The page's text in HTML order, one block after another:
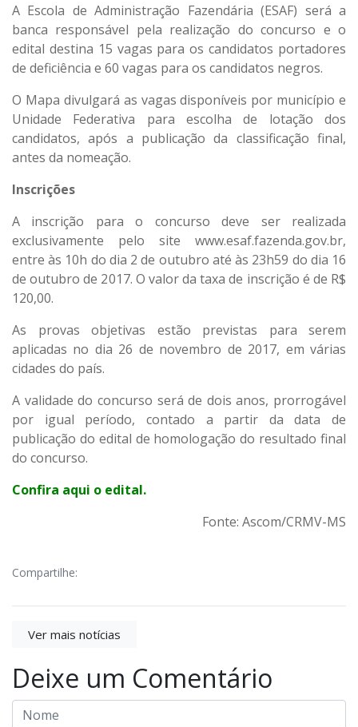
A Escola de Administração Fazendária (ESAF) será a
banca responsável pela realização do concurso e o
edital destina 15 vagas para os candidatos portadores
de deficiência e 60 vagas para os candidatos negros.
O Mapa divulgará as vagas disponíveis por município e
Unidade Federativa para escolha de lotação dos
candidatos, após a publicação da classificação final,
antes da nomeação.
Inscrições
A inscrição para o concurso deve ser realizada
exclusivamente pelo site www.esaf.fazenda.gov.br,
entre às 10h do dia 2 de outubro até às 23h59 do dia 16
de outubro de 2017. O valor da taxa de inscrição é de R$
120,00.
As provas objetivas estão previstas para serem
aplicadas no dia 26 de novembro de 2017, em várias
cidades do país.
A validade do concurso será de dois anos, prorrogável
por igual período, contado a partir da data de
publicação do edital de homologação do resultado final
do concurso.
Confira aqui o edital.
Fonte: Ascom/CRMV-MS
Compartilhe:
Ver mais notícias
Deixe um Comentário